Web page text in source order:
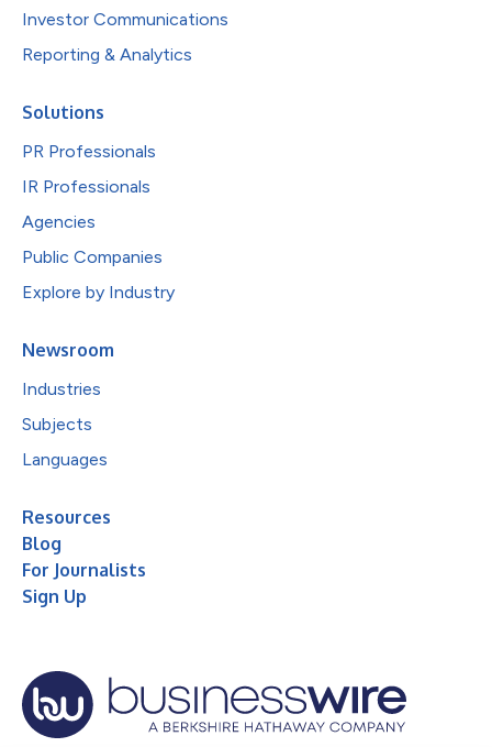
Investor Communications
Reporting & Analytics
Solutions
PR Professionals
IR Professionals
Agencies
Public Companies
Explore by Industry
Newsroom
Industries
Subjects
Languages
Resources
Blog
For Journalists
Sign Up